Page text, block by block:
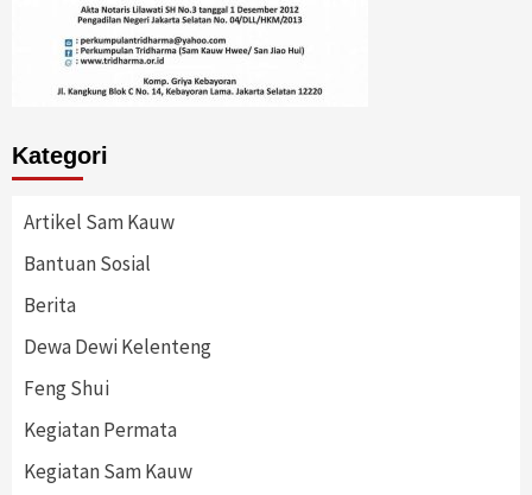
Kategori
Artikel Sam Kauw
Bantuan Sosial
Berita
Dewa Dewi Kelenteng
Feng Shui
Kegiatan Permata
Kegiatan Sam Kauw